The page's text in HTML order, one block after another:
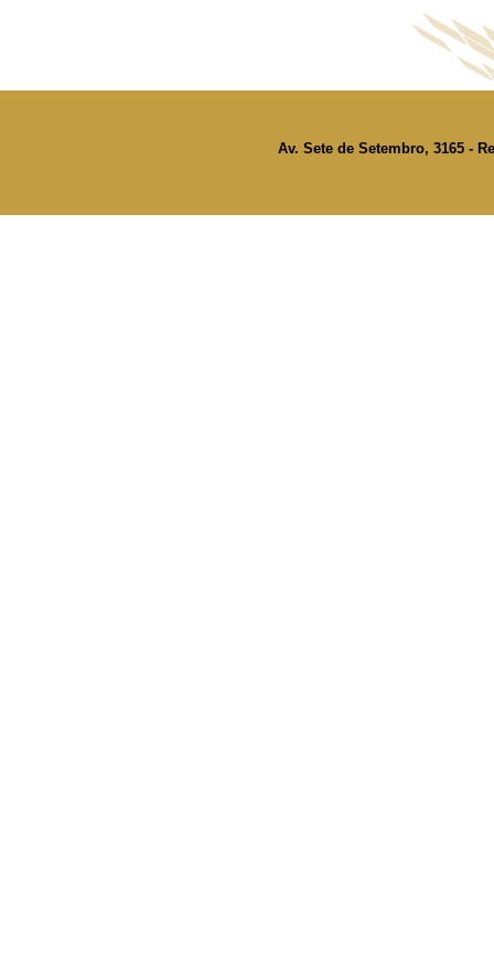
Av. Sete de Setembro, 3165 -